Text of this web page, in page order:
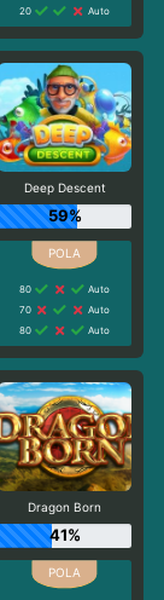
20
Auto
Deep Descent
59%
80
Auto
70
Auto
80
Auto
Dragon Born
41%